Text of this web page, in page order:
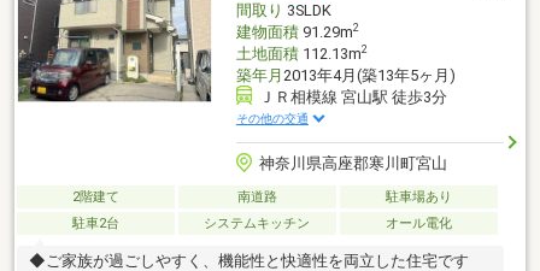
間取り 3SLDK
建物面積91.29m2
土地面積112.13m2
築年月 2013年4月(築13年5ヶ月)
ＪＲ相模線 宮山駅 徒歩3分
その他の交通
神奈川県高座郡寒川町宮山
2階建て 南道路
駐車場あり
駐車2台
システムキッチン オール電化
◆ご家族が過ごしやすく、機能性と快適性を両立した住宅です